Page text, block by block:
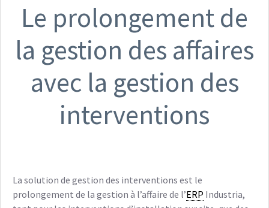
Le prolongement de
la gestion des affaires
avec la gestion des
interventions
La solution de gestion des interventions est le
prolongement de la gestion à l’affaire de l’ERP Industria,